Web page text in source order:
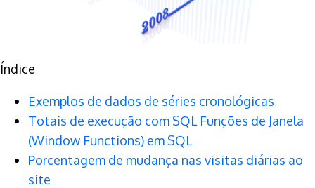
Índice
Exemplos de dados de séries cronológicas
Totais de execução com SQL Funções de Janela
(Window Functions) em SQL
Porcentagem de mudança nas visitas diárias ao
site